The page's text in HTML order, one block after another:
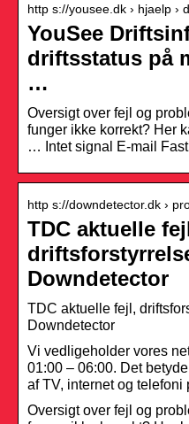
http s://yousee.dk › hjaelp ›
YouSee
driftsstatus på
…
Oversigt over fejl og
funger ikke korrekt? Her
… Intet signal E-mail
http s://downdetector.dk ›
TDC aktuelle
Downdetector
TDC aktuelle fejl,
Downdetector
Vi vedligeholder vores
01:00 – 06:00. Det
af TV, internet og
Oversigt over fejl og